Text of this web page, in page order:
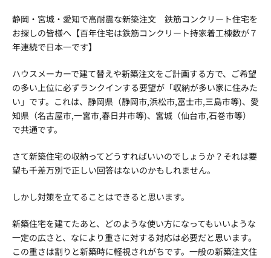
日
時
:
静岡・宮城・愛知で高耐震な新築注文 鉄筋コンクリート住宅を
お探しの皆様へ【百年住宅は鉄筋コンクリート持家着工棟数が７
年連続で日本一です】
ハウスメーカーで建て替えや新築注文をご計画する方で、ご希望
の多い上位に必ずランクインする要望が「収納が多い家に住みた
い」です。これは、静岡県（静岡市,浜松市,富士市,三島市等)、愛
知県（名古屋市,一宮市,春日井市等)、宮城（仙台市,石巻市等）
で共通です。
さて新築住宅の収納ってどうすればいいのでしょうか？それは要
望も千差万別で正しい回答はないのかもしれません。
しかし対策を立てることはできると思います。
新築住宅を建てたあと、どのような使い方になってもいいような
一定の広さと、なにより重さに対する対応は必要だと思います。
この重さは割りと新築時に軽視されがちです。一般の新築注文住